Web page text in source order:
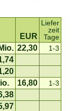
EUR
Liefer
zeit
Tage
22,30 1-3
16,80 1-3